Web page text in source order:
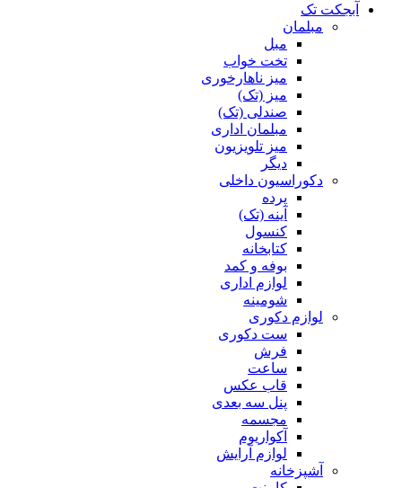
آبجکت تک
مبلمان
مبل
تخت خواب
میز ناهارخوری
میز (تک)
صندلی (تک)
مبلمان اداری
میز تلویزیون
دیگر
دکوراسیون داخلی
پرده
آینه (تک)
کنسول
کتابخانه
بوفه و کمد
لوازم اداری
شومینه
لوازم دکوری
ست دکوری
فرش
ساعت
قاب عکس
پنل سه بعدی
مجسمه
آکواریوم
لوازم آرایش
آشپزخانه